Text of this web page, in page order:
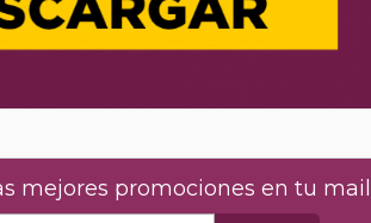
mejores promociones en tu mail